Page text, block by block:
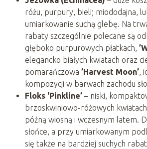
różu, purpury, bieli; miododajna,
umiarkowanie suchą glebę. Na
rabaty szczególnie polecane są
głęboko purpurowych płatkach,
elegancko białych kwiatach oraz
pomarańczowa ’Harvest Moon’,
kompozycji w barwach zachodu
Floks 'Pinkline’– niski,
brzoskwiniowo-różowych
późną wiosną i wczesnym latem.
słońce, a przy umiarkowanym
się także na bardziej suchych